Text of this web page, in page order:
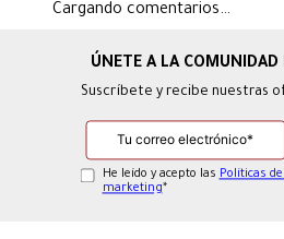
Cargando comentarios…
Suscríbete y recibe nuestras
He leído y acepto las Políticas
marketing*